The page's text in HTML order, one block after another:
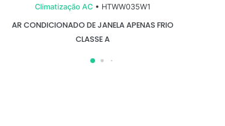
Climatização AC• HTWW035W1
AR CONDICIONADO DE JANELA APENAS FRIO
CLASSE A